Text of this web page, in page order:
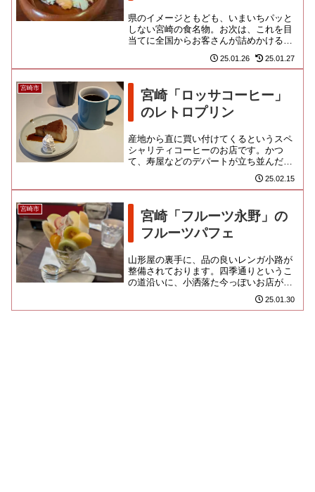
県のイメージともども、いまいちパッと
しない宮崎の食名物。お次は、これを目
当てに全国からお客さんが詰めかけるこ
す。じゃって、レタスだぜ！？...
25.01.26 25.01.27
宮崎市
宮崎「ロッサコーヒー」
のレトロプリン
産地から直に買い付けてくるというスペ
シャリティコーヒーのお店です。かつ
て、寿屋などのデパートが立ち並んだ宮
崎の中心部。とはいっても一本裏へ入る
と、だいぶ力の抜けた環境となり...25.02.15
宮崎市
宮崎「フルーツ永野」の
フルーツパフェ
山形屋の裏手に、品の良いレンガ小路が
整備されております。四季通りというこ
の道沿いに、小洒落た今っぽいお店がい
くつかならんでおり、面白げなのよ。こ
ちらは若いお姉さんらでやって... 25.01.30